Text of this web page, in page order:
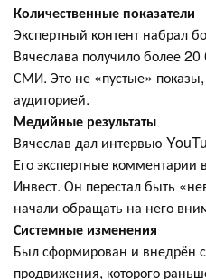
Количественные показатели
Экспертный контент набрал
Вячеслава получило более
СМИ. Это не «пустые» показы,
аудиторией.
Медийные результаты
Вячеслав дал интервью
Его экспертные
Инвест. Он перестал быть
начали обращать на него
Системные изменения
Был сформирован и внедрён
продвижения, которого